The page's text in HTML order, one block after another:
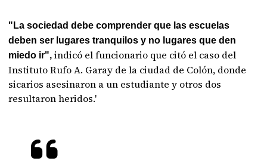
"La sociedad debe comprender que las escuelas
deben ser lugares tranquilos y no lugares que den
miedo ir",indicó el funcionario que citó el caso del
Instituto Rufo A. Garay de la ciudad de Colón, donde
sicarios asesinaron a un estudiante y otros dos
resultaron heridos.'